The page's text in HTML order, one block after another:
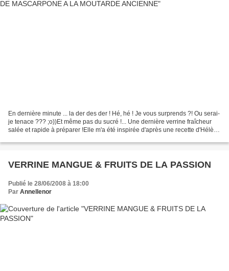
En dernière minute ... la der des der ! Hé, hé ! Je vous surprends ?! Ou serai-
je tenace ??? ;o))Et même pas du sucré !... Une dernière verrine fraîcheur
salée et rapide à préparer !Elle m'a été inspirée d'après une recette d'Hélène
VERRINE MANGUE & FRUITS DE LA PASSION
Publié le 28/06/2008 à 18:00
Par Annellenor